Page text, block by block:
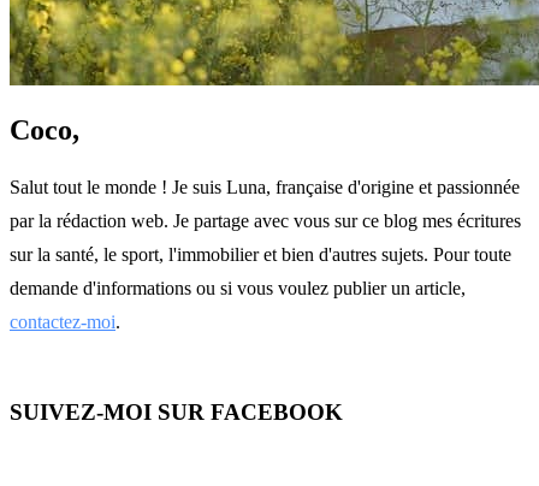
Coco,
Salut tout le monde ! Je suis Luna, française d'origine et passionnée
par la rédaction web. Je partage avec vous sur ce blog mes écritures
sur la santé, le sport, l'immobilier et bien d'autres sujets. Pour toute
demande d'informations ou si vous voulez publier un article,
contactez-moi.
SUIVEZ-MOI SUR FACEBOOK